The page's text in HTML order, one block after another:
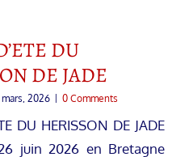
DU
DE JADE
2026 0 Comments
DU HERISSON DE JADE
juin 2026 en Bretagne